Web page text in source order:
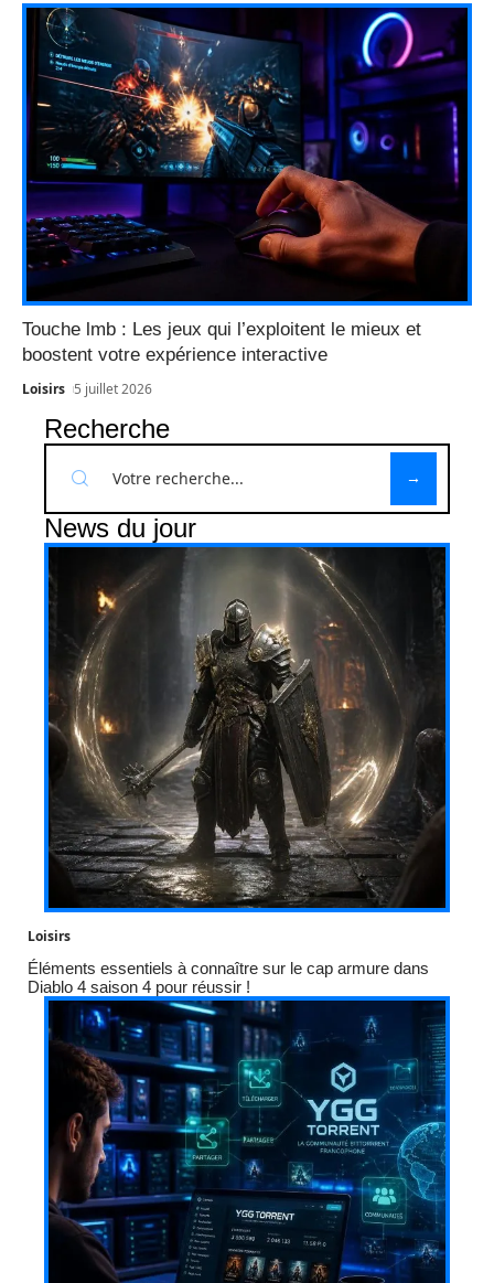
Touche lmb : Les jeux qui l’exploitent le mieux et
boostent votre expérience interactive
Loisirs 5 juillet 2026
Recherche
News du jour
Loisirs
Éléments essentiels à connaître sur le cap armure dans
Diablo 4 saison 4 pour réussir !